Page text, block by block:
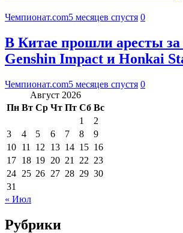
Чемпионат.com5 месяцев спустя 0
В Китае прошли аресты
Genshin Impact и Honkai
Чемпионат.com5 месяцев спустя 0
Август 2026
Пн Вт Ср Чт Пт Сб Вс
1
2
3
4 5 6 7 8
9
10 11 12 13 14 15 16
17 18 19 20 21 22 23
24 25 26 27 28 29 30
31
« Июл
Рубрики